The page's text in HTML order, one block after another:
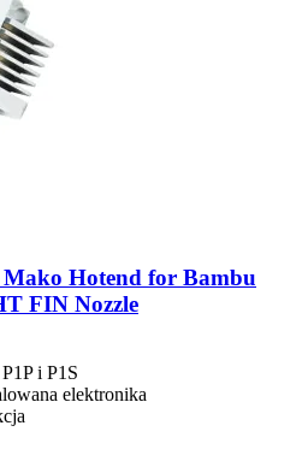
Mako Hotend for Bambu
FIN Nozzle
i P1S
elektronika